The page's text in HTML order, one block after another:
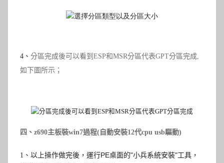
4 、 分區完成後可以看到ESP和MSR分區代表GPT分區完成,
如下圖所示；
四、z690主板裝win7過程(自動安裝12代cpu usb驅動)
1 、 以上操作做完後，運行PE桌面的"小兵系統安裝"工具，